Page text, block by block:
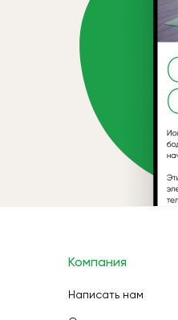
Компания
Написать нам